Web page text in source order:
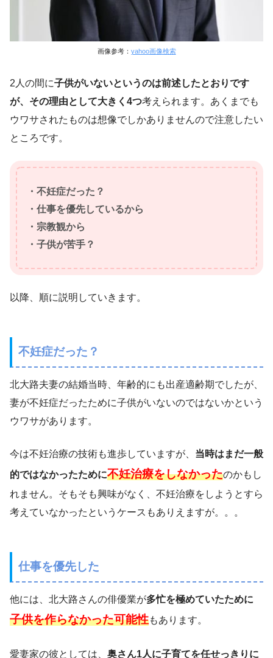
画像参考： yahoo画像検索
2人の間に子供がいないというのは前述したとおりです
が、その理由として大きく4つ考えられます。あくまでも
ウワサされたものは想像でしかありませんので注意したい
ところです。
・不妊症だった？
・仕事を優先しているから
・宗教観から
・子供が苦手？
以降、順に説明していきます。
不妊症だった？
北大路夫妻の結婚当時、年齢的にも出産適齢期でしたが、
妻が不妊症だったために子供がいないのではないかという
ウワサがあります。
今は不妊治療の技術も進歩していますが、 当時はまだ一般
的ではなかったために不妊治療をしなかったのかもし
れません。そもそも興味がなく、不妊治療をしようとすら
考えていなかったというケースもありえますが。。。
仕事を優先した
他には、北大路さんの俳優業が多忙を極めていたために
子供を作らなかった可能性もあります。
愛妻家の彼としては、 奥さん1人に子育てを任せっきりに